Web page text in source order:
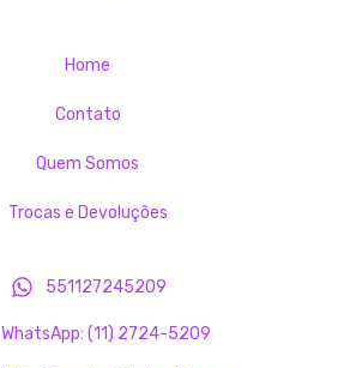
Home
Contato
Quem Somos
Trocas e Devoluções
551127245209
WhatsApp: (11) 2724-5209